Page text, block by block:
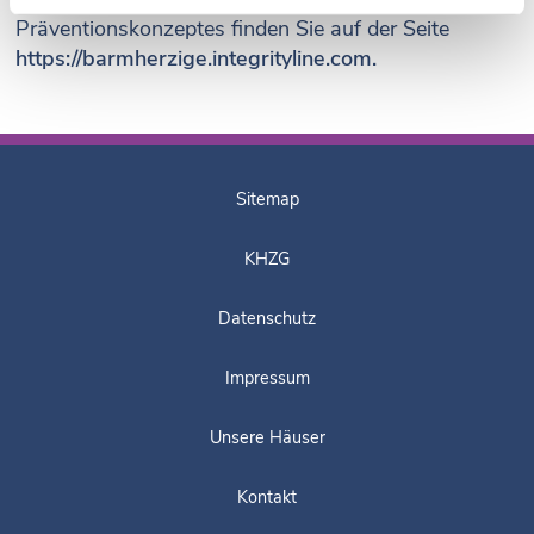
Präventionskonzeptes finden Sie auf der Seite
https://barmherzige.integrityline.com.
Kontakt
Unsere Häuser
Impressum
Datenschutz
KHZG
Sitemap